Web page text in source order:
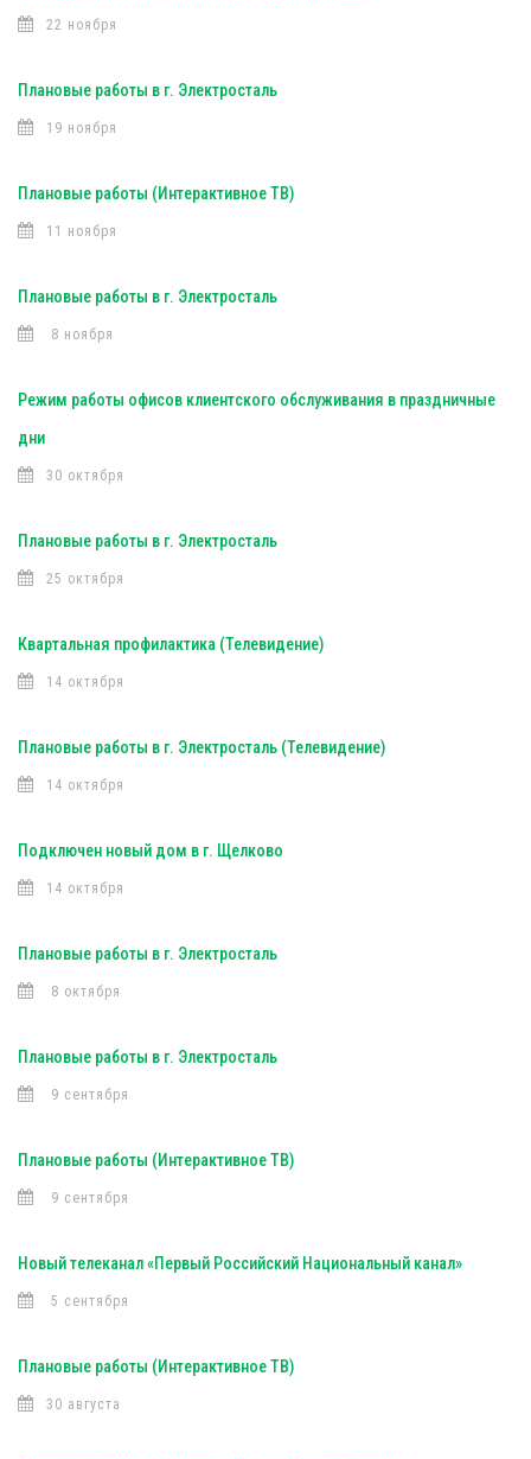
22 ноября
Плановые работы в г. Электросталь
19 ноября
Плановые работы (Интерактивное ТВ)
11 ноября
Плановые работы в г. Электросталь
8 ноября
Режим работы офисов клиентского обслуживания в праздничные
дни
30 октября
Плановые работы в г. Электросталь
25 октября
Квартальная профилактика (Телевидение)
14 октября
Плановые работы в г. Электросталь (Телевидение)
14 октября
Подключен новый дом в г. Щелково
14 октября
Плановые работы в г. Электросталь
8 октября
Плановые работы в г. Электросталь
9 сентября
Плановые работы (Интерактивное ТВ)
9 сентября
Новый телеканал «Первый Российский Национальный канал»
5 сентября
Плановые работы (Интерактивное ТВ)
30 августа